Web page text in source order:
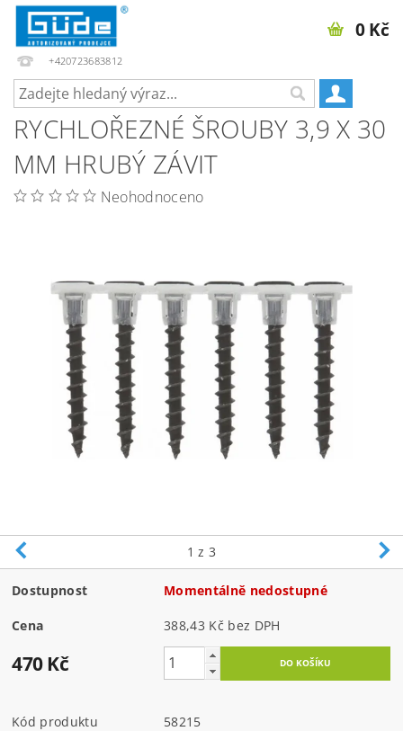
+420723683812
0 Kč
RYCHLOŘEZNÉ ŠROUBY 3,9 X 30
MM HRUBÝ ZÁVIT
Neohodnoceno
1 z 3
Dostupnost Momentálně nedostupné
Cena 388,43 Kč bez DPH
470 Kč
Kód produktu
58215